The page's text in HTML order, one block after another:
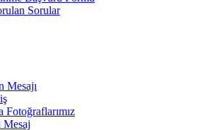
Sorular
Mesajı
Fotoğraflarımız
Mesaj